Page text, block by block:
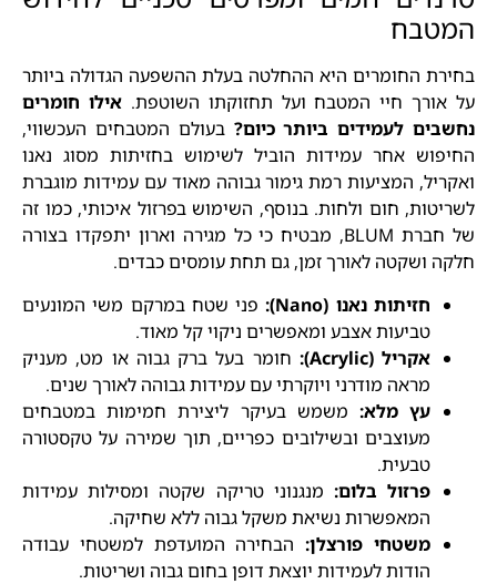
המטבח
בחירת החומרים היא ההחלטה בעלת ההשפעה הגדולה ביותר
על אורך חיי המטבח ועל תחזוקתו השוטפת.אילו חומרים
נחשבים לעמידים ביותר כיום? בעולם המטבחים העכשווי,
החיפוש אחר עמידות הוביל לשימוש בחזיתות מסוג נאנו
ואקריל, המציעות רמת גימור גבוהה מאוד עם עמידות מוגברת
לשריטות, חום ולחות. בנוסף, השימוש בפרזול איכותי, כמו זה
של חברת BLUM, מבטיח כי כל מגירה וארון יתפקדו בצורה
חלקה ושקטה לאורך זמן, גם תחת עומסים כבדים.
חזיתות נאנו (Nano):
פני שטח במרקם משי המונעים
טביעות אצבע ומאפשרים ניקוי קל מאוד.
אקריל (Acrylic):
חומר בעל ברק גבוה או מט, מעניק
מראה מודרני ויוקרתי עם עמידות גבוהה לאורך שנים.
עץ מלא: משמש בעיקר ליצירת חמימות במטבחים
מעוצבים ובשילובים כפריים, תוך שמירה על טקסטורה
טבעית.
פרזול בלום: מנגנוני טריקה שקטה ומסילות עמידות
המאפשרות נשיאת משקל גבוה ללא שחיקה.
משטחי פורצלן:הבחירה המועדפת למשטחי עבודה
הודות לעמידות יוצאת דופן בחום גבוה ושריטות.